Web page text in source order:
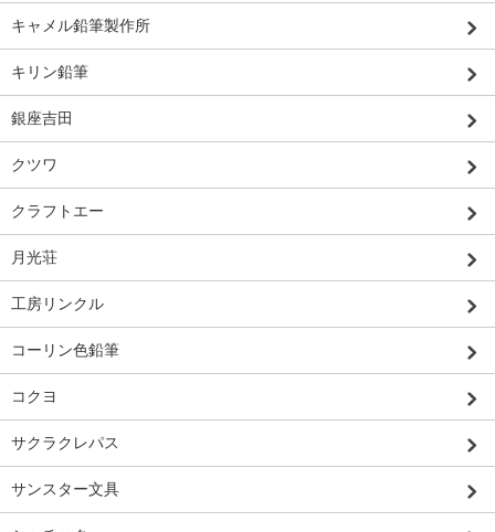
キャメル鉛筆製作所
キリン鉛筆
銀座吉田
クツワ
クラフトエー
月光荘
工房リンクル
コーリン色鉛筆
コクヨ
サクラクレパス
サンスター文具